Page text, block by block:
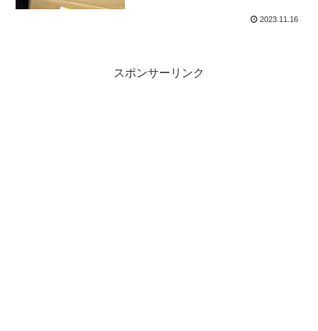
2023.11.16
スポンサーリンク